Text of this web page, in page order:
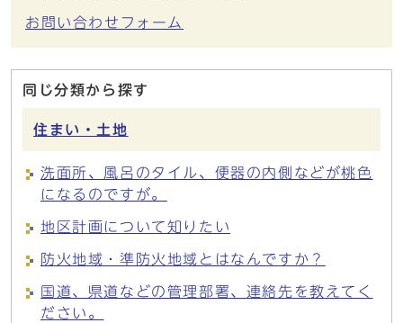
お問い合わせフォーム
同じ分類から探す
住まい・土地
洗面所、風呂のタイル、便器の内側などが桃色
になるのですが。
地区計画について知りたい
防火地域・準防火地域とはなんですか？
国道、県道などの管理部署、連絡先を教えてく
ださい。